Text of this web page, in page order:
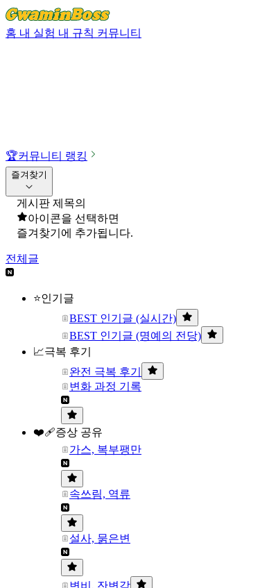
홈 내 실험 내 규칙 커뮤니티
🏆커뮤니티 랭킹
즐겨찾기
게시판 제목의
아이콘을 선택하면
즐겨찾기에 추가됩니다.
전체글
⭐인기글
BEST 인기글 (실시간)
BEST 인기글 (명예의 전당)
📈극복 후기
완전 극복 후기
변화 과정 기록
❤️‍🩹증상 공유
가스, 복부팽만
속쓰림, 역류
설사, 묽은변
변비, 잔변감